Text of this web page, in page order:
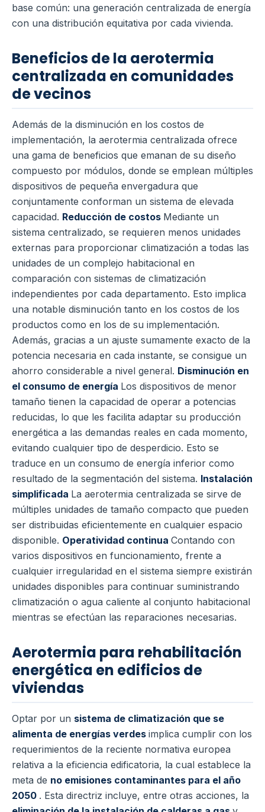
base común: una generación centralizada de energía
con una distribución equitativa por cada vivienda.
Beneficios de la aerotermia
centralizada en comunidades
de vecinos
Además de la disminución en los costos de
implementación, la aerotermia centralizada ofrece
una gama de beneficios que emanan de su diseño
compuesto por módulos, donde se emplean múltiples
dispositivos de pequeña envergadura que
conjuntamente conforman un sistema de elevada
capacidad. Reducción de costos Mediante un
sistema centralizado, se requieren menos unidades
externas para proporcionar climatización a todas las
unidades de un complejo habitacional en
comparación con sistemas de climatización
independientes por cada departamento. Esto implica
una notable disminución tanto en los costos de los
productos como en los de su implementación.
Además, gracias a un ajuste sumamente exacto de la
potencia necesaria en cada instante, se consigue un
ahorro considerable a nivel general. Disminución en
el consumo de energía Los dispositivos de menor
tamaño tienen la capacidad de operar a potencias
reducidas, lo que les facilita adaptar su producción
energética a las demandas reales en cada momento,
evitando cualquier tipo de desperdicio. Esto se
traduce en un consumo de energía inferior como
resultado de la segmentación del sistema. Instalación
simplificada La aerotermia centralizada se sirve de
múltiples unidades de tamaño compacto que pueden
ser distribuidas eficientemente en cualquier espacio
disponible. Operatividad continua Contando con
varios dispositivos en funcionamiento, frente a
cualquier irregularidad en el sistema siempre existirán
unidades disponibles para continuar suministrando
climatización o agua caliente al conjunto habitacional
mientras se efectúan las reparaciones necesarias.
Aerotermia para rehabilitación
energética en edificios de
viviendas
Optar por un sistema de climatización que se
alimenta de energías verdes implica cumplir con los
requerimientos de la reciente normativa europea
relativa a la eficiencia edificatoria, la cual establece la
meta de no emisiones contaminantes para el año
2050 . Esta directriz incluye, entre otras acciones, la